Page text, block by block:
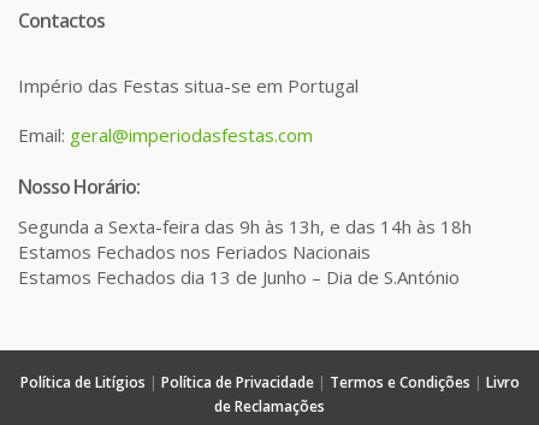
Contactos
Império das Festas situa-se em Portugal
Email: geral@imperiodasfestas.com
Nosso Horário:
Segunda a Sexta-feira das 9h às 13h, e das 14h às 18h
Estamos Fechados nos Feriados Nacionais
Estamos Fechados dia 13 de Junho – Dia de S.António
Política de Litígios | Política de Privacidade| Termos e Condições | Livro
de Reclamações